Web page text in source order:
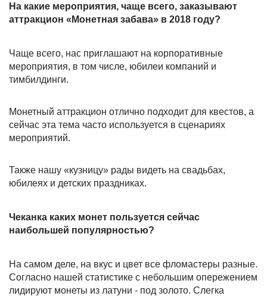
На какие мероприятия, чаще всего, заказывают
аттракцион «Монетная забава» в 2018 году?
Чаще всего, нас приглашают на корпоративные
мероприятия, в том числе, юбилеи компаний и
тимбилдинги.
Монетный аттракцион отлично подходит для квестов, а
сейчас эта тема часто используется в сценариях
мероприятий.
Также нашу «кузницу» рады видеть на свадьбах,
юбилеях и детских праздниках.
Чеканка каких монет пользуется сейчас
наибольшей популярностью?
На самом деле, на вкус и цвет все фломастеры разные.
Согласно нашей статистике с небольшим опережением
лидируют монеты из латуни - под золото. Слегка